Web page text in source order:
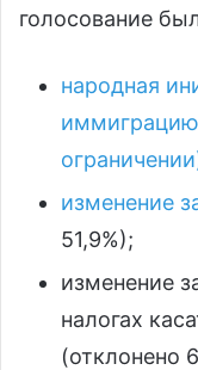
голосование
народная
изменение
51,9%);
изменение
налогах
(отклонено